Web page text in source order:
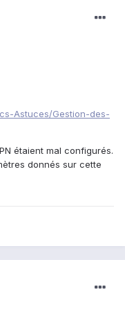
Astuces/Gestion-des-
étaient mal configurés.
donnés sur cette